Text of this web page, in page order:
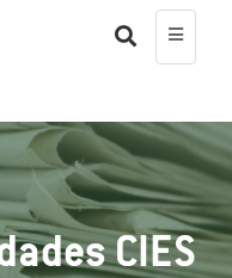
CIES